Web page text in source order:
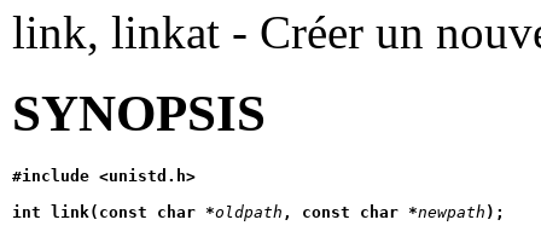
link, linkat - Créer un
SYNOPSIS
#include <unistd.h>
int link(const char *oldpath , const char *newpath );